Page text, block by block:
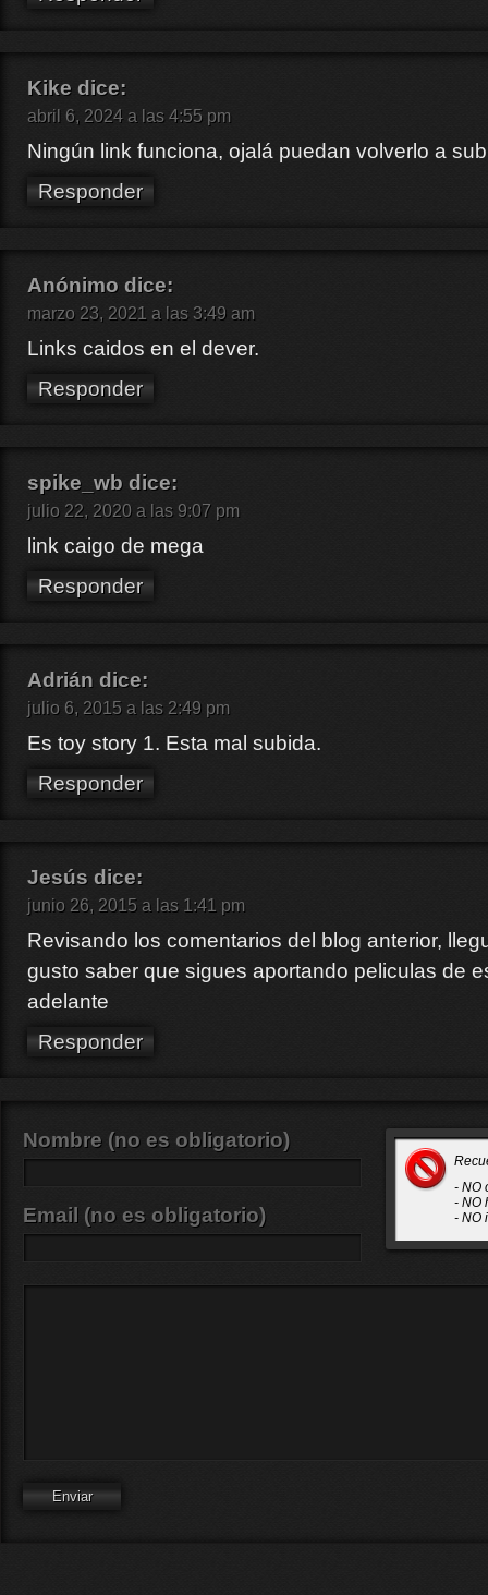
Kike dice:
abril 6, 2024 a las 4:55 pm
Ningún link funciona, ojalá puedan volverlo a
Responder
Anónimo dice:
marzo 23, 2021 a las 3:49 am
Links caidos en el dever.
Responder
spike_wb dice:
julio 22, 2020 a las 9:07 pm
link caigo de mega
Responder
Adrián dice:
julio 6, 2015 a las 2:49 pm
Es toy story 1. Esta mal subida.
Responder
Jesús dice:
junio 26, 2015 a las 1:41 pm
Revisando los comentarios del blog anterior,
gusto saber que sigues aportando peliculas de
adelante
Responder
- NO
- NO
- NO
Nombre (no es obligatorio)
Email (no es obligatorio)